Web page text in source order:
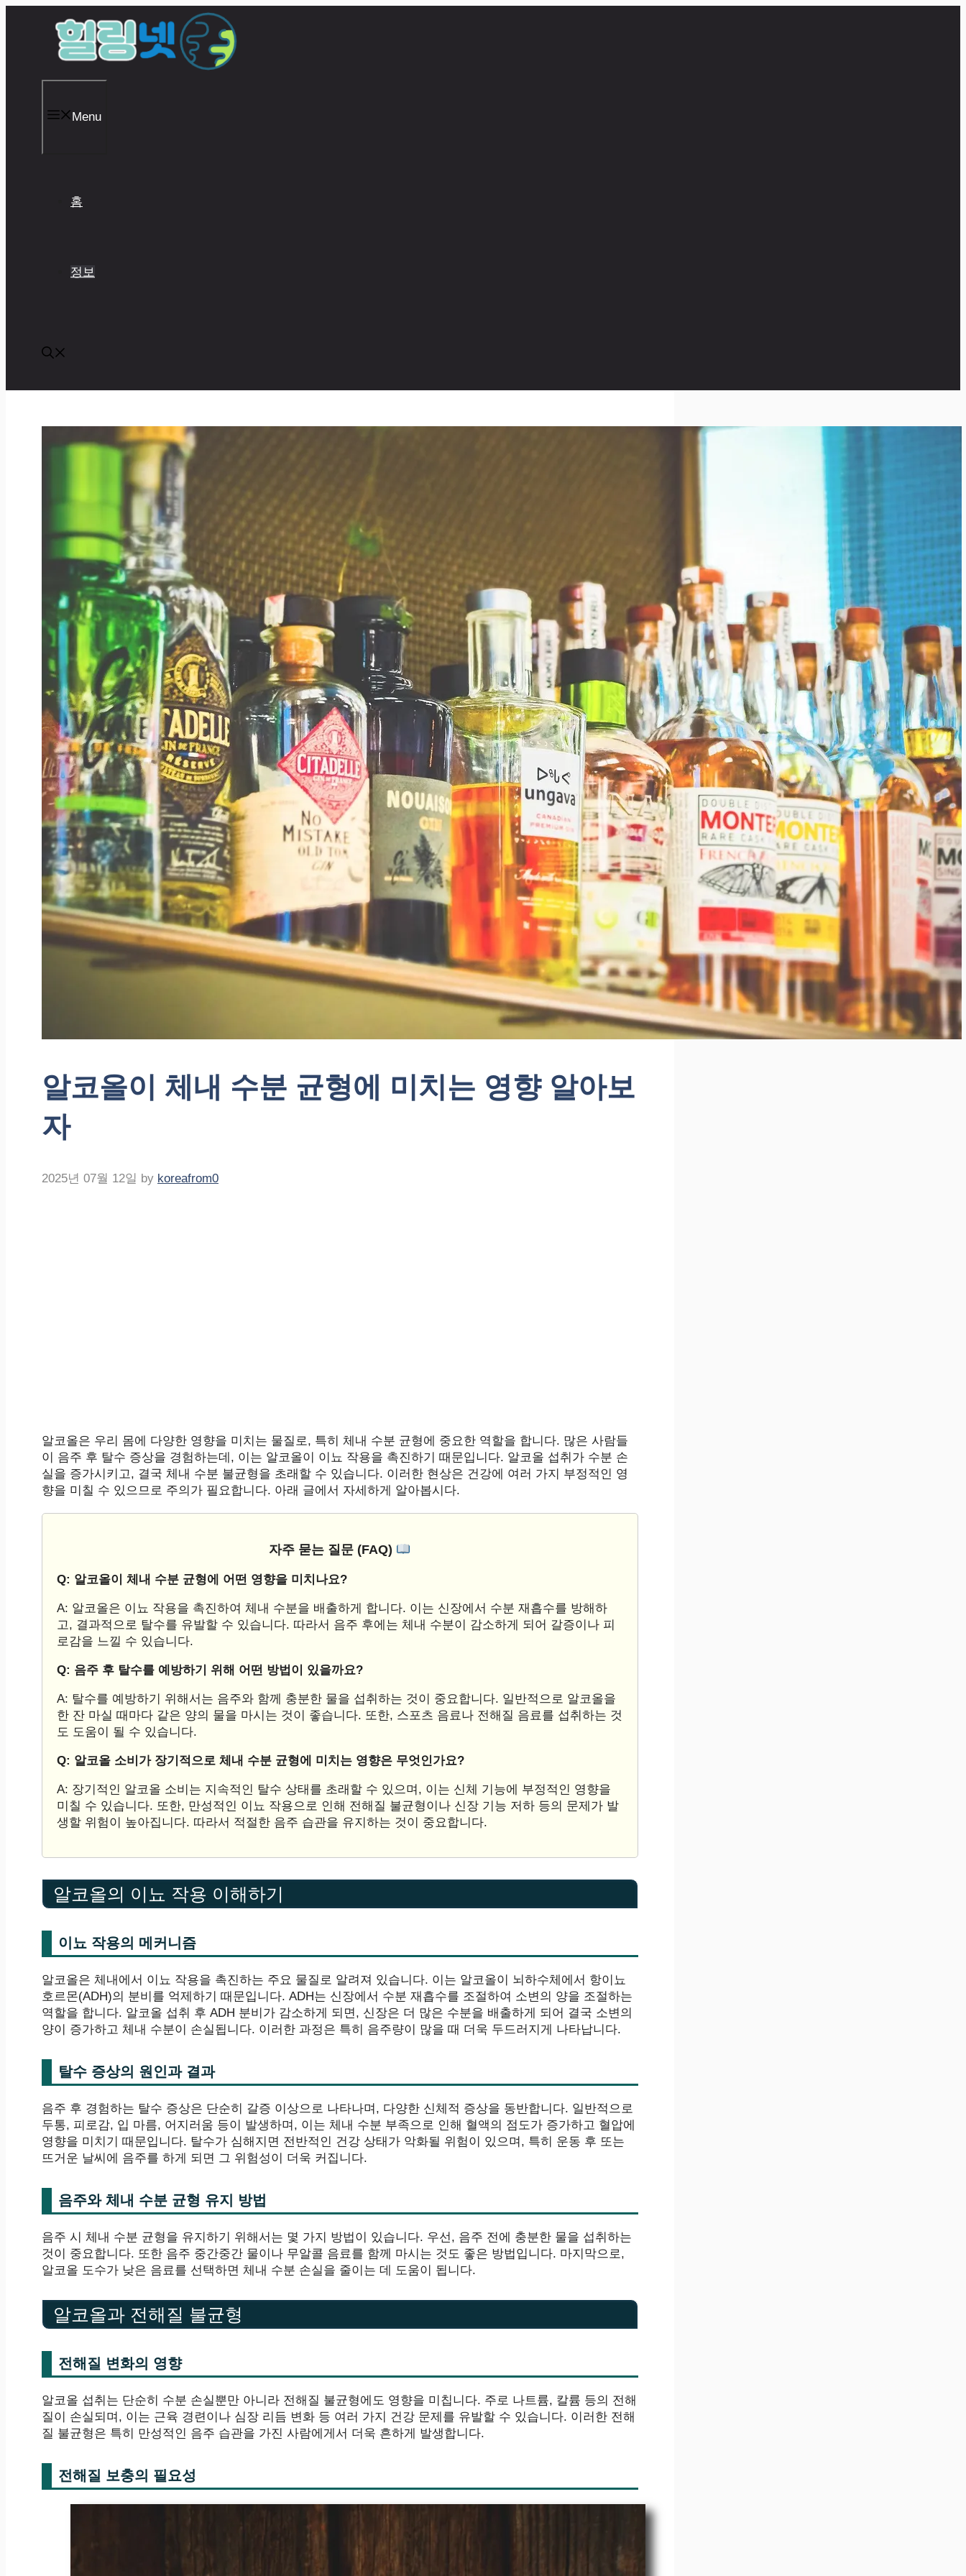
Menu
홈
정보
알코올이 체내 수분 균형에 미치는 영향 알아보
자
2025년 07월 12일 by koreafrom0
알코올은 우리 몸에 다양한 영향을 미치는 물질로, 특히 체내 수분 균형에 중요한 역할을 합니다. 많은 사람들
이 음주 후 탈수 증상을 경험하는데, 이는 알코올이 이뇨 작용을 촉진하기 때문입니다. 알코올 섭취가 수분 손
실을 증가시키고, 결국 체내 수분 불균형을 초래할 수 있습니다. 이러한 현상은 건강에 여러 가지 부정적인 영
향을 미칠 수 있으므로 주의가 필요합니다. 아래 글에서 자세하게 알아봅시다.
자주 묻는 질문 (FAQ)
Q: 알코올이 체내 수분 균형에 어떤 영향을 미치나요?
A: 알코올은 이뇨 작용을 촉진하여 체내 수분을 배출하게 합니다. 이는 신장에서 수분 재흡수를 방해하
고, 결과적으로 탈수를 유발할 수 있습니다. 따라서 음주 후에는 체내 수분이 감소하게 되어 갈증이나 피
로감을 느낄 수 있습니다.
Q: 음주 후 탈수를 예방하기 위해 어떤 방법이 있을까요?
A: 탈수를 예방하기 위해서는 음주와 함께 충분한 물을 섭취하는 것이 중요합니다. 일반적으로 알코올을
한 잔 마실 때마다 같은 양의 물을 마시는 것이 좋습니다. 또한, 스포츠 음료나 전해질 음료를 섭취하는 것
도 도움이 될 수 있습니다.
Q: 알코올 소비가 장기적으로 체내 수분 균형에 미치는 영향은 무엇인가요?
A: 장기적인 알코올 소비는 지속적인 탈수 상태를 초래할 수 있으며, 이는 신체 기능에 부정적인 영향을
미칠 수 있습니다. 또한, 만성적인 이뇨 작용으로 인해 전해질 불균형이나 신장 기능 저하 등의 문제가 발
생할 위험이 높아집니다. 따라서 적절한 음주 습관을 유지하는 것이 중요합니다.
알코올의 이뇨 작용 이해하기
이뇨 작용의 메커니즘
알코올은 체내에서 이뇨 작용을 촉진하는 주요 물질로 알려져 있습니다. 이는 알코올이 뇌하수체에서 항이뇨
호르몬(ADH)의 분비를 억제하기 때문입니다. ADH는 신장에서 수분 재흡수를 조절하여 소변의 양을 조절하는
역할을 합니다. 알코올 섭취 후 ADH 분비가 감소하게 되면, 신장은 더 많은 수분을 배출하게 되어 결국 소변의
양이 증가하고 체내 수분이 손실됩니다. 이러한 과정은 특히 음주량이 많을 때 더욱 두드러지게 나타납니다.
탈수 증상의 원인과 결과
음주 후 경험하는 탈수 증상은 단순히 갈증 이상으로 나타나며, 다양한 신체적 증상을 동반합니다. 일반적으로
두통, 피로감, 입 마름, 어지러움 등이 발생하며, 이는 체내 수분 부족으로 인해 혈액의 점도가 증가하고 혈압에
영향을 미치기 때문입니다. 탈수가 심해지면 전반적인 건강 상태가 악화될 위험이 있으며, 특히 운동 후 또는
뜨거운 날씨에 음주를 하게 되면 그 위험성이 더욱 커집니다.
음주와 체내 수분 균형 유지 방법
음주 시 체내 수분 균형을 유지하기 위해서는 몇 가지 방법이 있습니다. 우선, 음주 전에 충분한 물을 섭취하는
것이 중요합니다. 또한 음주 중간중간 물이나 무알콜 음료를 함께 마시는 것도 좋은 방법입니다. 마지막으로,
알코올 도수가 낮은 음료를 선택하면 체내 수분 손실을 줄이는 데 도움이 됩니다.
알코올과 전해질 불균형
전해질 변화의 영향
알코올 섭취는 단순히 수분 손실뿐만 아니라 전해질 불균형에도 영향을 미칩니다. 주로 나트륨, 칼륨 등의 전해
질이 손실되며, 이는 근육 경련이나 심장 리듬 변화 등 여러 가지 건강 문제를 유발할 수 있습니다. 이러한 전해
질 불균형은 특히 만성적인 음주 습관을 가진 사람에게서 더욱 흔하게 발생합니다.
전해질 보충의 필요성